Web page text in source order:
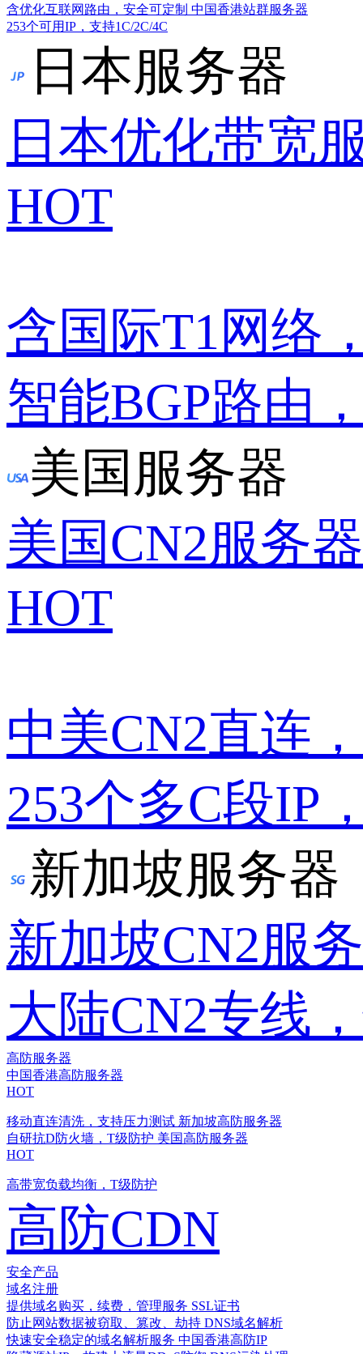
含优化互联网路由，安全可定制 中国香港站群服务器
253个可用IP，支持1C/2C/4C
日本服务器
日本优化带宽
HOT
含国际T1网络
智能BGP路由
美国服务器
美国CN2服务器
HOT
中美CN2直连
253个多C段IP
新加坡服务器
新加坡CN2服
大陆CN2专线
高防服务器
中国香港高防服务器
HOT
移动直连清洗，支持压力测试 新加坡高防服务器
自研抗D防火墙，T级防护 美国高防服务器
HOT
高带宽负载均衡，T级防护
高防CDN
安全产品
域名注册
提供域名购买，续费，管理服务 SSL证书
防止网站数据被窃取、篡改、劫持 DNS域名解析
快速安全稳定的域名解析服务 中国香港高防IP